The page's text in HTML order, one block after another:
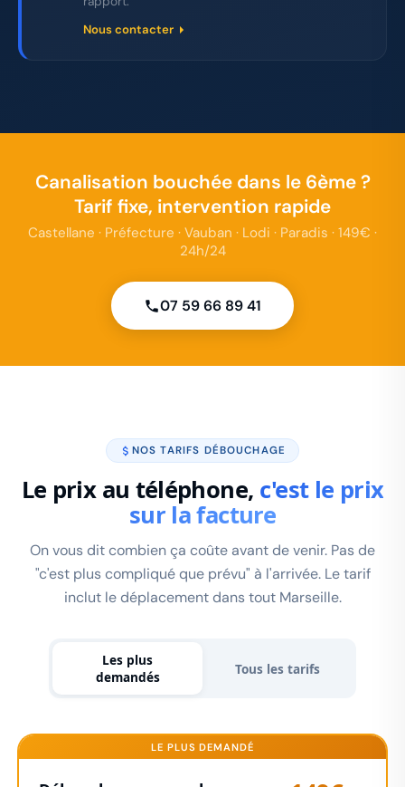
Nous contacter
Canalisation bouchée dans le 6ème ?
Tarif fixe, intervention rapide
Castellane · Préfecture · Vauban · Lodi · Paradis · 149€ ·
24h/24
07 59 66 89 41
NOS TARIFS DÉBOUCHAGE
Le prix au téléphone, c'est le prix
sur la facture
On vous dit combien ça coûte avant de venir. Pas de
"c'est plus compliqué que prévu" à l'arrivée. Le tarif
inclut le déplacement dans tout Marseille.
Les plus
demandés
Tous les tarifs
LE PLUS DEMANDÉ